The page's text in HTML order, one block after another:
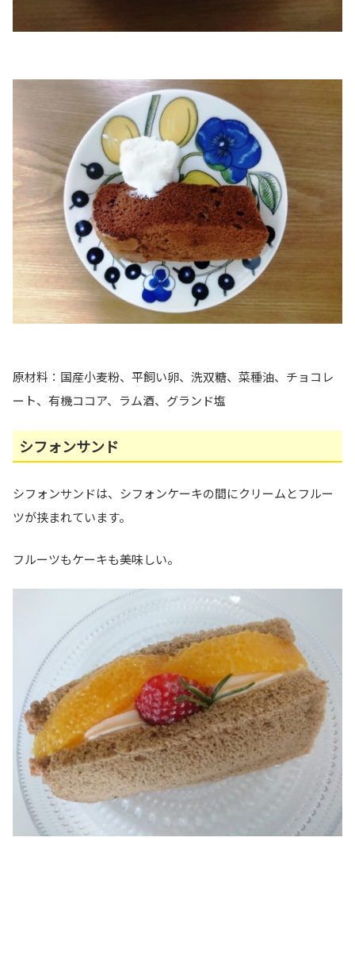
原材料：国産小麦粉、平飼い卵、洗双糖、菜種油、チョコレ
ート、有機ココア、ラム酒、グランド塩
シフォンサンド
シフォンサンドは、シフォンケーキの間にクリームとフルー
ツが挟まれています。
フルーツもケーキも美味しい。